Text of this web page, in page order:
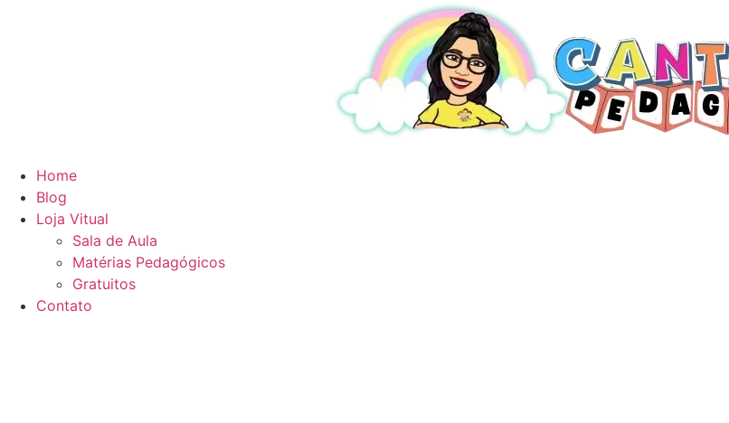
Home
Blog
Loja Vitual
Sala de Aula
Matérias Pedagógicos
Gratuitos
Contato